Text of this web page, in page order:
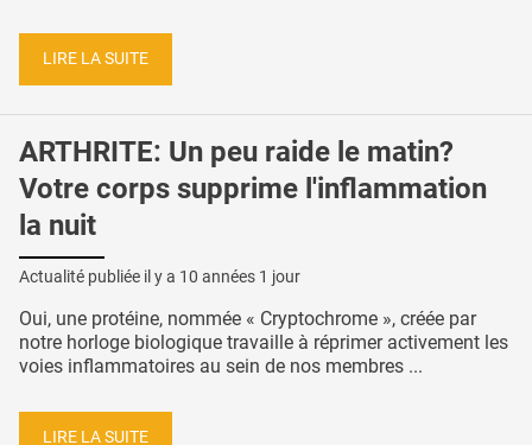
LIRE LA SUITE
ARTHRITE: Un peu raide le matin?
Votre corps supprime l'inflammation
la nuit
Actualité publiée il y a 10 années 1 jour
Oui, une protéine, nommée « Cryptochrome », créée par
notre horloge biologique travaille à réprimer activement les
voies inflammatoires au sein de nos membres ...
LIRE LA SUITE